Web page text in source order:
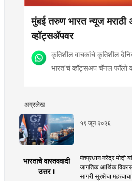
मुंबई तरुण भारत न्यूज मराठी
व्हॉट्सॲपवर
कृतिशील वाचकांचे कृतिशील
भारत'चं व्हॉट्सअप चॅनल फॉलो
अग्रलेख
१९ जून २०२६
भारताचे वास्तववादी
उत्तर !
पंतप्रधान नरेंद्र मोदी
जागतिक आर्थिक
सागरी सुरक्षेचा